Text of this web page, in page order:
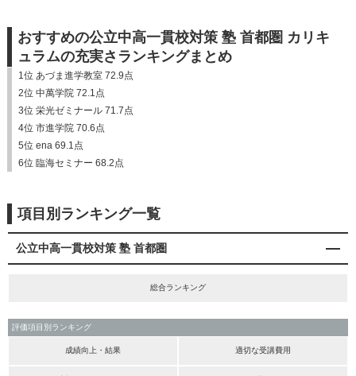
おすすめの公立中高一貫校対策 塾 首都圏 カリキ
ュラムの充実さランキングまとめ
1位 あづま進学教室 72.9点
2位 中萬学院 72.1点
3位 栄光ゼミナール 71.7点
4位 市進学院 70.6点
5位 ena 69.1点
6位 臨海セミナー 68.2点
項目別ランキング一覧
公立中高一貫校対策 塾 首都圏
総合ランキング
評価項目別ランキング
成績向上・結果 適切な受講費用